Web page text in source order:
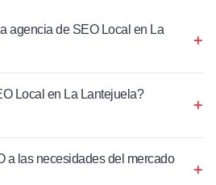
agencia de SEO Local en La
Local en La Lantejuela?
a las necesidades del mercado